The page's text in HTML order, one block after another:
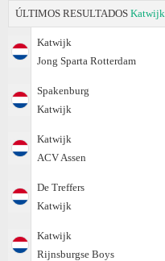
ÚLTIMOS RESULTADOS Katwijk
Katwijk
Jong Sparta Rotterdam
Spakenburg
Katwijk
Katwijk
ACV Assen
De Treffers
Katwijk
Katwijk
Rijnsburgse Boys